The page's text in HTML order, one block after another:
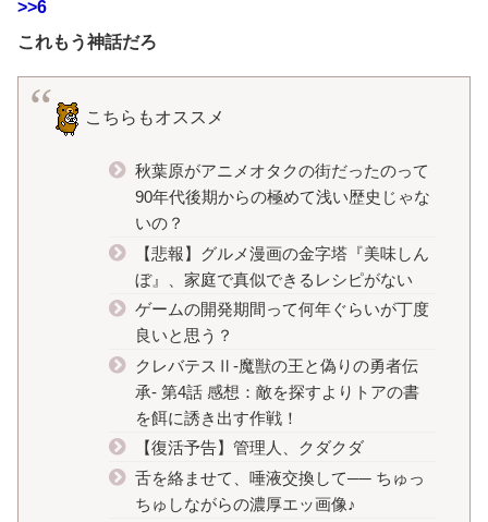
>>6
これもう神話だろ
こちらもオススメ
秋葉原がアニメオタクの街だったのって
90年代後期からの極めて浅い歴史じゃな
いの？
【悲報】グルメ漫画の金字塔『美味しん
ぼ』、家庭で真似できるレシピがない
ゲームの開発期間って何年ぐらいが丁度
良いと思う？
クレバテスⅡ-魔獣の王と偽りの勇者伝
承- 第4話 感想：敵を探すよりトアの書
を餌に誘き出す作戦！
【復活予告】管理人、クダクダ
舌を絡ませて、唾液交換して── ちゅっ
ちゅしながらの濃厚エッ画像♪